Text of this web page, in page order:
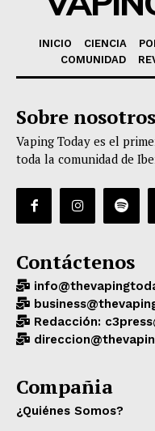
INICIO CIENCIA
COMUNIDAD
Sobre nosotros
Vaping Today es el
toda la comunidad de
Contáctenos
Redacción:
Compañia
¿Quiénes Somos?